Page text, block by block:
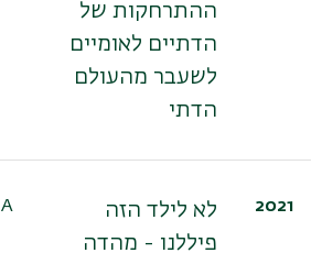
ההתרחקות של
הדתיים לאומיים
לשעבר מהעולם
הדתי
2021
לא לילד הזה
פיללנו - מהדה